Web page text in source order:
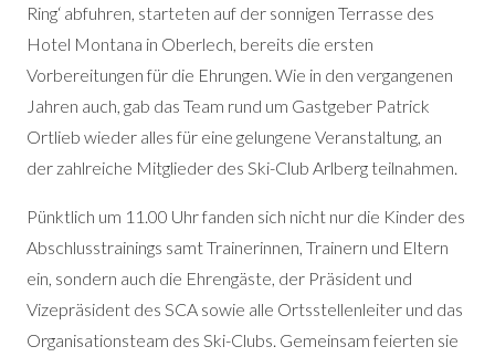
Ring‘ abfuhren, starteten auf der sonnigen Terrasse des
Hotel Montana in Oberlech, bereits die ersten
Vorbereitungen für die Ehrungen. Wie in den vergangenen
Jahren auch, gab das Team rund um Gastgeber Patrick
Ortlieb wieder alles für eine gelungene Veranstaltung, an
der zahlreiche Mitglieder des Ski-Club Arlberg teilnahmen.
Pünktlich um 11.00 Uhr fanden sich nicht nur die Kinder des
Abschlusstrainings samt Trainerinnen, Trainern und Eltern
ein, sondern auch die Ehrengäste, der Präsident und
Vizepräsident des SCA sowie alle Ortsstellenleiter und das
Organisationsteam des Ski-Clubs. Gemeinsam feierten sie